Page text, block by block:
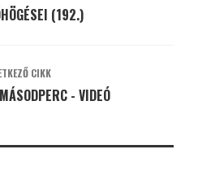
(192.)
CIKK
- VIDEÓ